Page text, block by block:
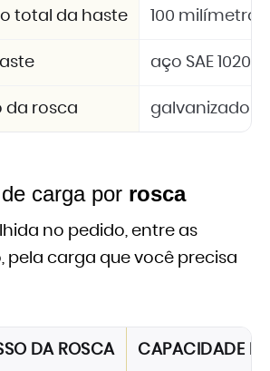
total da haste 100 milímetros
aço SAE 1020
da rosca galvanizado
carga por rosca
no pedido, entre as
pela carga que você precisa
DA ROSCA CAPACIDADE